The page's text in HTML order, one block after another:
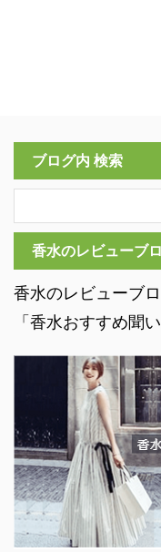
ブログ内 検索
香水のレビューブ
香水のレビューブ
「香水おすすめ聞